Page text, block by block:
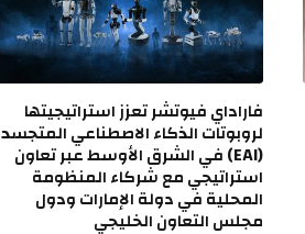
فاراداي فيوتشر تعزز استراتيجيتها
لروبوتات الذكاء الاصطناعي المتجسد
(EAI) في الشرق الأوسط عبر تعاون
استراتيجي مع شركاء المنظومة
المحلية في دولة الإمارات ودول
مجلس التعاون الخليجي